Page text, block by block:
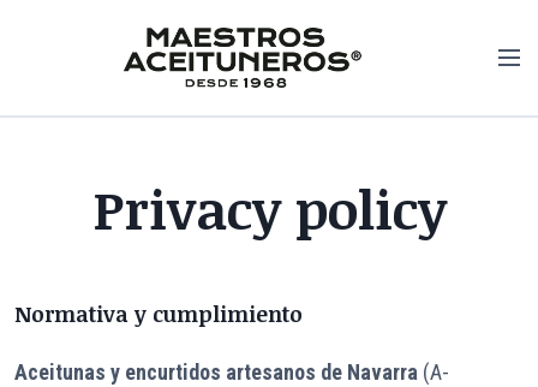
M
n
Privacy policy
Normativa y cumplimiento
Aceitunas y encurtidos artesanos de Navarra (A-